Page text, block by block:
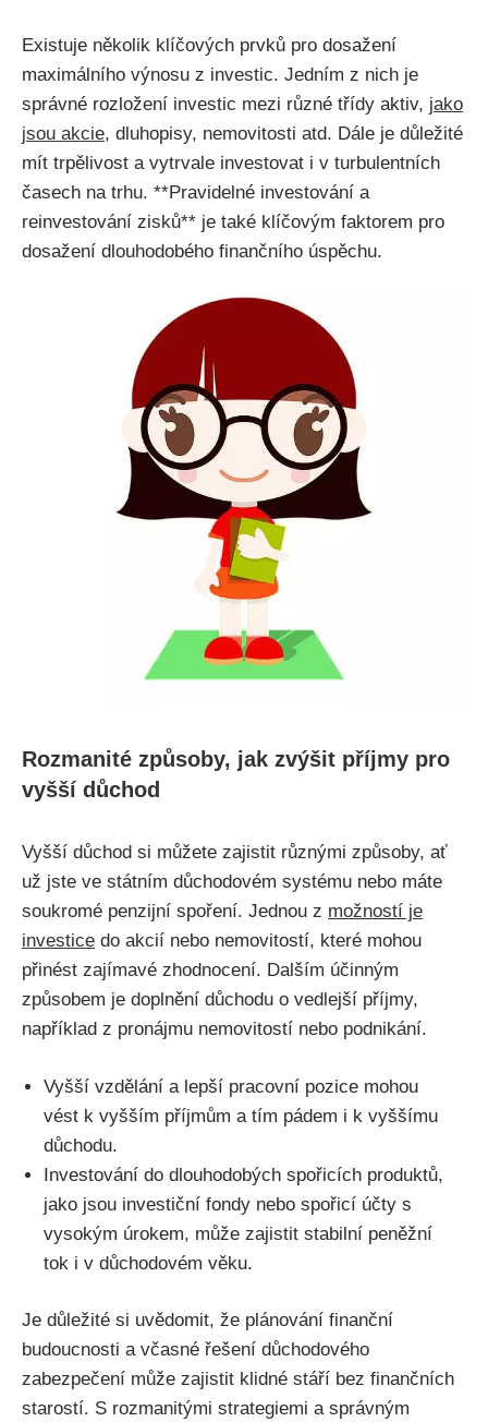
Existuje několik klíčových prvků pro dosažení
maximálního výnosu z investic. Jedním z nich je
správné rozložení investic mezi různé třídy aktiv, jako
jsou akcie, dluhopisy, nemovitosti atd. Dále je důležité
mít trpělivost a vytrvale investovat i v turbulentních
časech na trhu. **Pravidelné investování a
reinvestování zisků** je také klíčovým faktorem pro
dosažení dlouhodobého finančního úspěchu.
Rozmanité způsoby, jak zvýšit příjmy pro
vyšší důchod
Vyšší důchod si můžete zajistit různými způsoby, ať
už jste ve státním důchodovém systému nebo máte
soukromé penzijní spoření. Jednou z možností je
investice do akcií nebo nemovitostí, které mohou
přinést zajímavé zhodnocení. Dalším účinným
způsobem je doplnění důchodu o vedlejší příjmy,
například z pronájmu nemovitostí nebo podnikání.
Vyšší vzdělání a lepší pracovní pozice mohou
vést k vyšším příjmům a tím pádem i k vyššímu
důchodu.
Investování do dlouhodobých spořicích produktů,
jako jsou investiční fondy nebo spořicí účty s
vysokým úrokem, může zajistit stabilní peněžní
tok i v důchodovém věku.
Je důležité si uvědomit, že plánování finanční
budoucnosti a včasné řešení důchodového
zabezpečení může zajistit klidné stáří bez finančních
starostí. S rozmanitými strategiemi a správným